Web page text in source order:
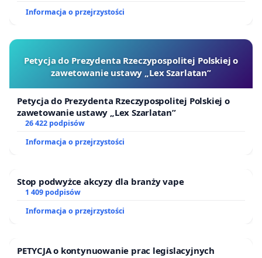
Informacja o przejrzystości
Petycja do Prezydenta Rzeczypospolitej Polskiej o
zawetowanie ustawy „Lex Szarlatan”
Petycja do Prezydenta Rzeczypospolitej Polskiej o
zawetowanie ustawy „Lex Szarlatan”
26 422 podpisów
Informacja o przejrzystości
Stop podwyżce akcyzy dla branży vape
1 409 podpisów
Informacja o przejrzystości
PETYCJA o kontynuowanie prac legislacyjnych